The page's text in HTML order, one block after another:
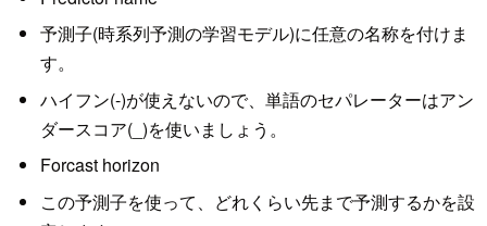
予測子(時系列予測の学習モデル)に任意の名称を付けま
す。
ハイフン(-)が使えないので、単語のセパレーターはアン
ダースコア(_)を使いましょう。
Forcast horizon
この予測子を使って、どれくらい先まで予測するかを設